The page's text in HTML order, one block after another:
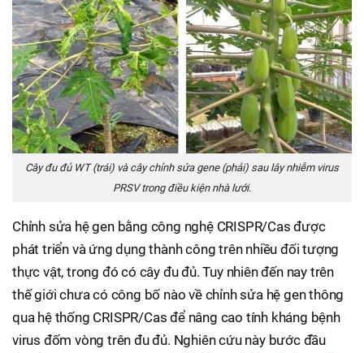
Cây đu đủ WT (trái) và cây chỉnh sửa gene (phải) sau lây nhiễm virus
PRSV trong điều kiện nhà lưới.
Chỉnh sửa hệ gen bằng công nghệ CRISPR/Cas được
phát triển và ứng dụng thành công trên nhiều đối tượng
thực vật, trong đó có cây đu đủ. Tuy nhiên đến nay trên
thế giới chưa có công bố nào về chỉnh sửa hệ gen thông
qua hệ thống CRISPR/Cas để nâng cao tính kháng bệnh
virus đốm vòng trên đu đủ. Nghiên cứu này bước đầu